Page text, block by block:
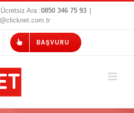
Ara :0850 346 75 93
BAŞVURU